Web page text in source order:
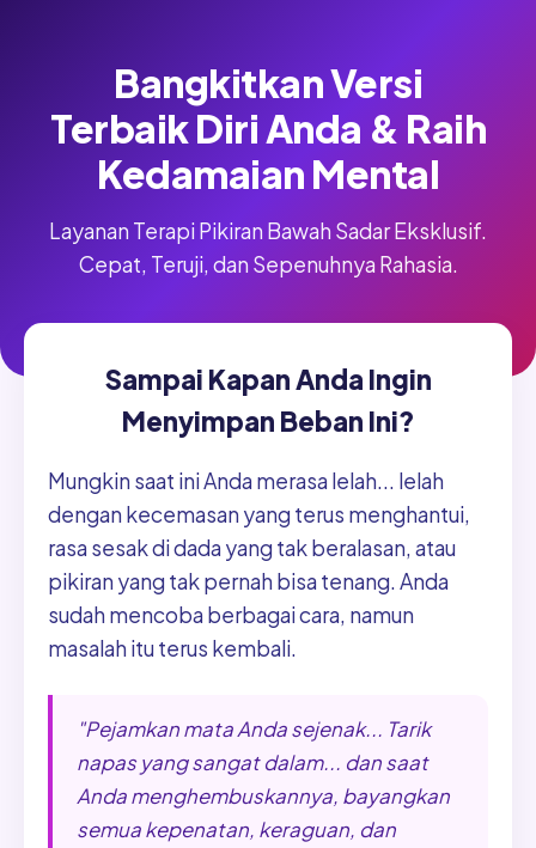
Bangkitkan Versi
Terbaik Diri Anda & Raih
Kedamaian Mental
Layanan Terapi Pikiran Bawah Sadar Eksklusif.
Cepat, Teruji, dan Sepenuhnya Rahasia.
Sampai Kapan Anda Ingin
Menyimpan Beban Ini?
Mungkin saat ini Anda merasa lelah... lelah
dengan kecemasan yang terus menghantui,
rasa sesak di dada yang tak beralasan, atau
pikiran yang tak pernah bisa tenang. Anda
sudah mencoba berbagai cara, namun
masalah itu terus kembali.
"Pejamkan mata Anda sejenak... Tarik
napas yang sangat dalam... dan saat
Anda menghembuskannya, bayangkan
semua kepenatan, keraguan, dan